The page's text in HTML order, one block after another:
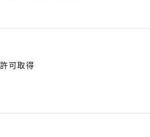
可取得